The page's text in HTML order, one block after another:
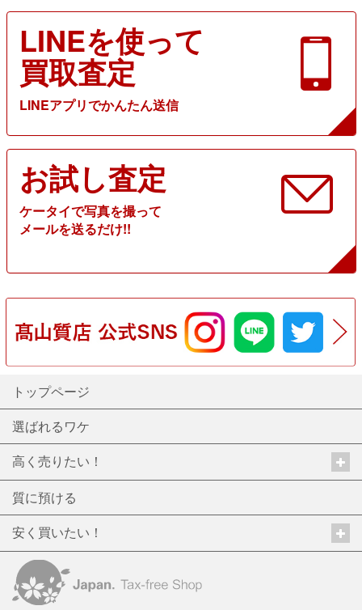
LINEを使って
買取査定
LINEアプリでかんたん送信
お試し査定
ケータイで写真を撮って
メールを送るだけ!!
トップページ
選ばれるワケ
高く売りたい！
質に預ける
安く買いたい！